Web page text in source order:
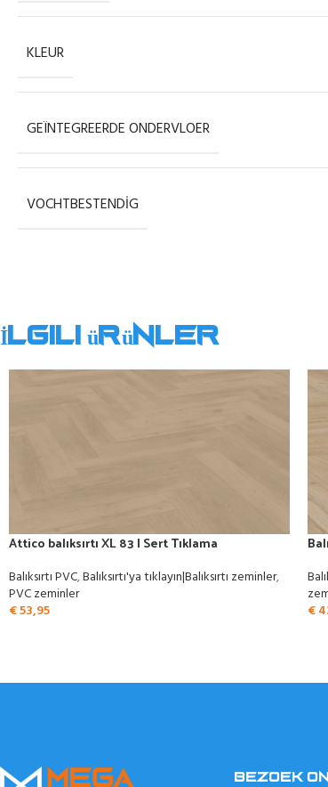
KLEUR
GEÏNTEGREERDE ONDERVLOER
VOCHTBESTENDIG
İlgili ürünler
Attico balıksırtı XL 83 | Sert Tıklama
Balıksırtı PVC,Balıksırtı'ya tıklayın|Balıksırtı zeminler,
PVC zeminler
€53,95
€
BEZOEK